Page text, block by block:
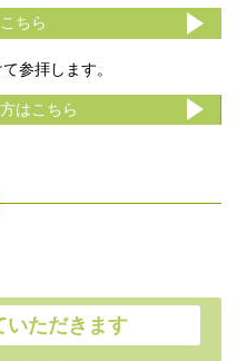
ちら
参拝します。
はこちら
いただきます